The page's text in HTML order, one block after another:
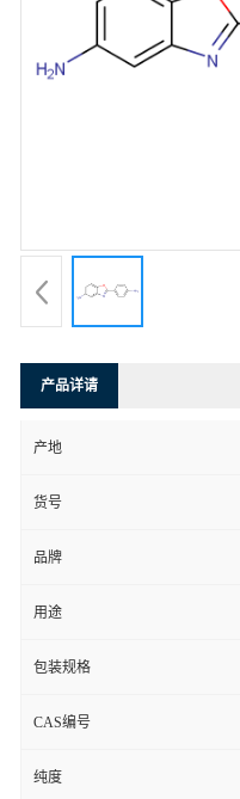
产品详请
产地
货号
品牌
用途
包装规格
CAS编号
纯度